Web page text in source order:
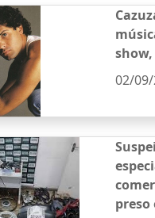
02/
preso